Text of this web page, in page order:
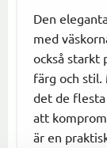
Den
med
också starkt
färg och stil.
det de
att
är en